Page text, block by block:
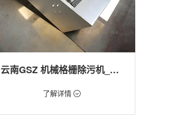
云南GSZ 机械格栅除污机_污水处理拦截设备_型号参数 | 工作原理 | 适用场景详解
价格：1800元/台
机
了解详情